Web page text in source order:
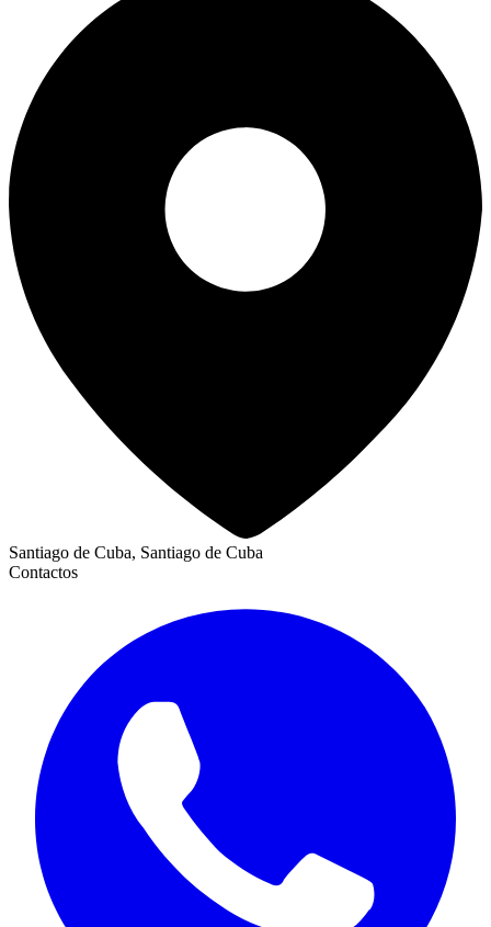
Santiago de Cuba, Santiago de Cuba
Contactos